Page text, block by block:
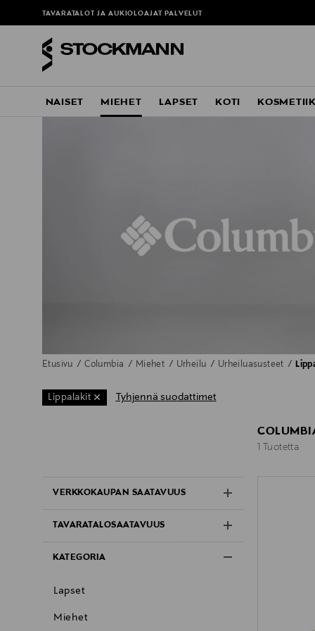
TAVARATALOT JA AUKIOLOAJAT PALVELUT
NAISET MIEHET LAPSET KOTI
Etusivu Columbia Miehet Urheilu Urheiluasusteet
Lippalakit Tyhjennä suodattimet
VERKKOKAUPAN SAATAVUUS
TAVARATALOSAATAVUUS
KATEGORIA
Lapset
Miehet
1 Tuotetta